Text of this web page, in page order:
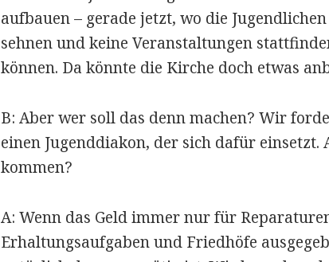
aufbauen – gerade jetzt, wo die
sehnen und keine Veranstaltungen
können. Da könnte die Kirche doch etwas
B: Aber wer soll das denn machen? Wir
einen Jugenddiakon, der sich dafür einsetzt.
kommen?
A: Wenn das Geld immer nur für
Erhaltungsaufgaben und Friedhöfe